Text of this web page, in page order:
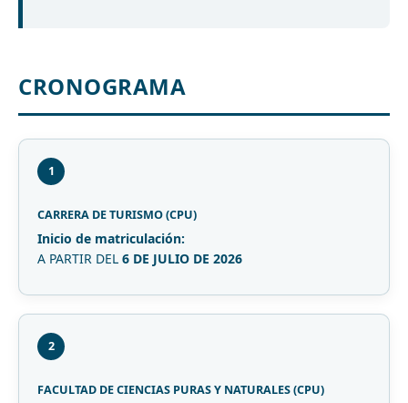
CRONOGRAMA
1
CARRERA DE TURISMO (CPU)
Inicio de matriculación:
A PARTIR DEL 6 DE JULIO DE 2026
2
FACULTAD DE CIENCIAS PURAS Y NATURALES (CPU)